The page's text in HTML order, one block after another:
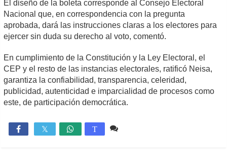
El diseño de la boleta corresponde al Consejo Electoral
Nacional que, en correspondencia con la pregunta
aprobada, dará las instrucciones claras a los electores para
ejercer sin duda su derecho al voto, comentó.
En cumplimiento de la Constitución y la Ley Electoral, el
CEP y el resto de las instancias electorales, ratificó Neisa,
garantiza la confiabilidad, transparencia, celeridad,
publicidad, autenticidad e imparcialidad de procesos como
este, de participación democrática.
 T